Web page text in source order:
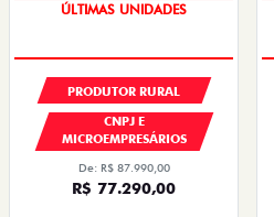
GRANDE CHANCE FIAT
PRODUTOR RURAL
CNPJ E
MICROEMPRESÁRIOS
De: R$ 87.990,00
R$ 77.290,00